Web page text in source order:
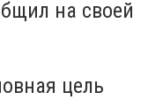
на своей
цель